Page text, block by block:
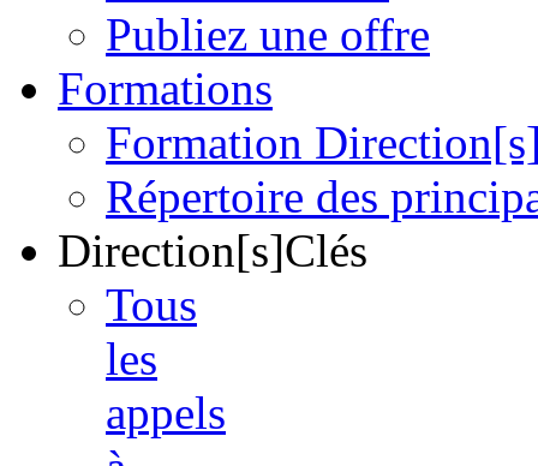
Publiez une offre
Formations
Formation
Répertoire des
Direction[s]Clés
Tous
les
appels